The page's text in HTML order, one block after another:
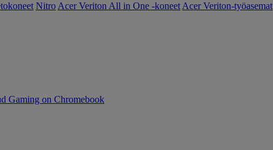
Nitro Acer Veriton All in One -koneet Acer Veriton-työasemat
Gaming on Chromebook